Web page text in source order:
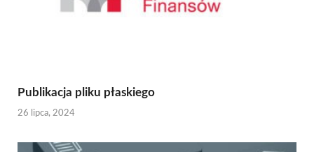
Publikacja pliku płaskiego
26 lipca, 2024